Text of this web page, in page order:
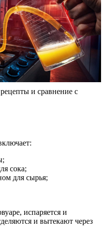
и сравнение с
сока;
для сырья;
испаряется и
и вытекают через